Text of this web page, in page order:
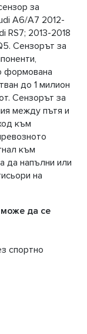
за
A6/A7 2012-
RS7; 2013-2018
Сензорът за
формована
до 1 милион
Сензорът за
между пътя и
към
към
да напълни или
на
да се
спортно